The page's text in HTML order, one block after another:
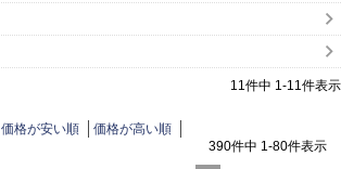
11件中 1-11件表示
価格が安い順
価格が高い順
390件中 1-80件表示